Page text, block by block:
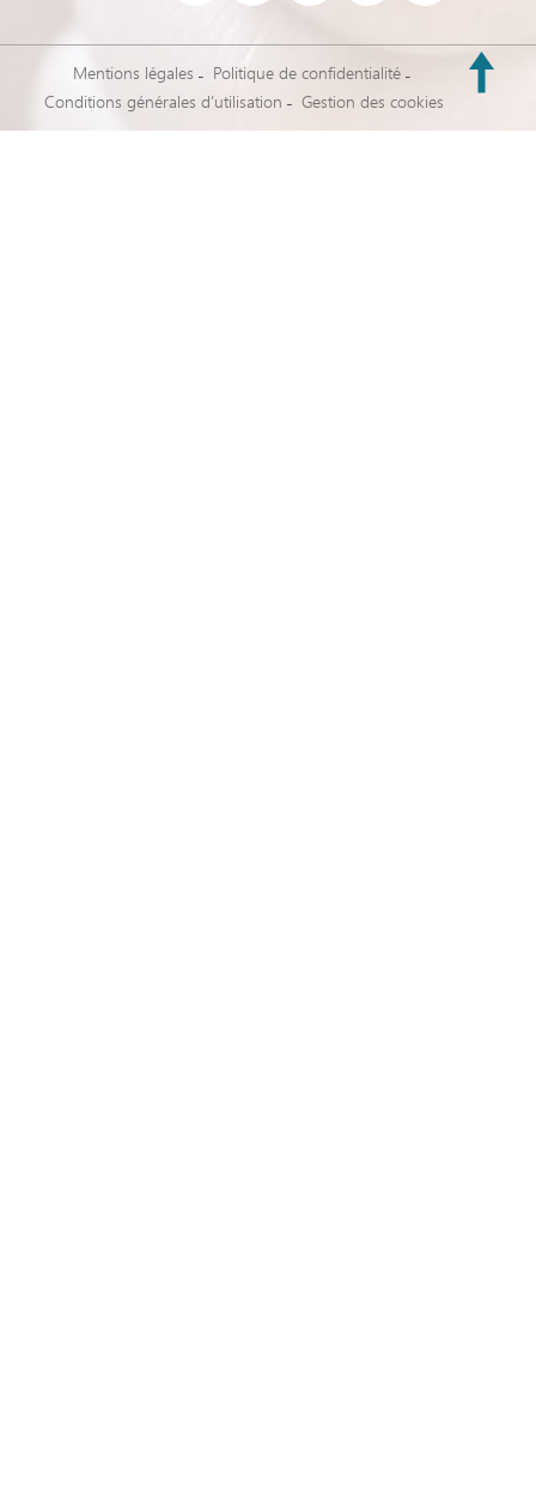
Mentions légales
Politique de confidentialité
Conditions générales d’utilisation
Gestion des cookies